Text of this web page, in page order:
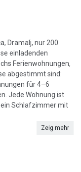
Dramalj, nur 200
einladenden
Ferienwohnungen,
abgestimmt sind:
für 4–6
Jede Wohnung ist
Schlafzimmer mit
Zeig mehr